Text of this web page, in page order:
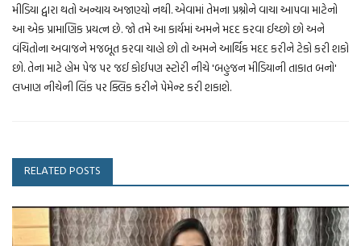
મીડિયા દ્વારા થતો અન્યાય અજાણ્યો નથી. એવામાં તેમના પ્રશ્નોને વાચા આપવા માટેનો
આ એક પ્રામાણિક પ્રયત્ન છે. જો તમે આ કાર્યમાં અમને મદદ કરવા ઈચ્છો છો અને
વંચિતોના અવાજને મજબૂત કરવા ચાહો છો તો અમને આર્થિક મદદ કરીને ટેકો કરી શકો
છો. તેના માટે હોમ પેજ પર જઈ કોઈપણ સ્ટોરી નીચે 'બહુજન મીડિયાની તાકાત બનો'
લખાણ નીચેની લિંક પર ક્લિક કરીને પેમેન્ટ કરી શકાશે.
RELATED POSTS